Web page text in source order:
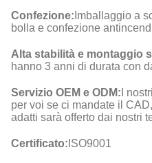
Confezione: Imballaggio a
bolla e confezione
Alta stabilità e montaggio
hanno 3 anni di durata con
Servizio OEM e ODM: I
per voi se ci mandate il
adatti sarà offerto dai nostri
Certificato: ISO9001